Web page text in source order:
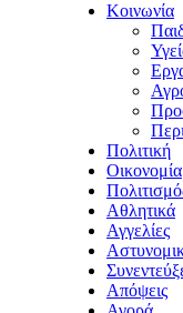
Κοινωνία
Πολιτική
Οικονομία
Αθλητικά
Αγγελίες
Απόψεις